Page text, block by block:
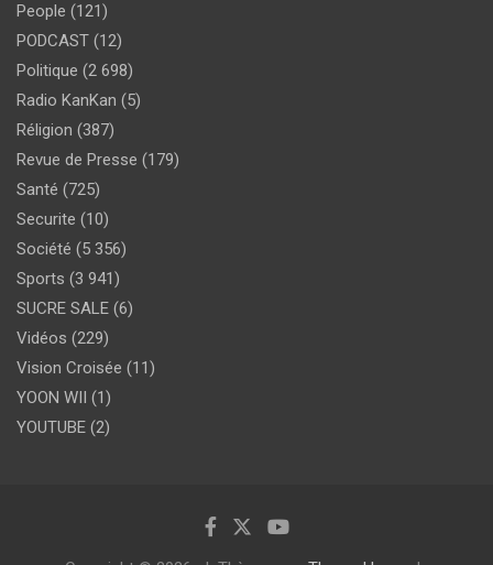
People (121)
PODCAST (12)
Politique (2 698)
Radio KanKan (5)
Réligion (387)
Revue de Presse (179)
Santé (725)
Securite (10)
Société (5 356)
Sports (3 941)
SUCRE SALE (6)
Vidéos (229)
Vision Croisée (11)
YOON WII (1)
YOUTUBE (2)